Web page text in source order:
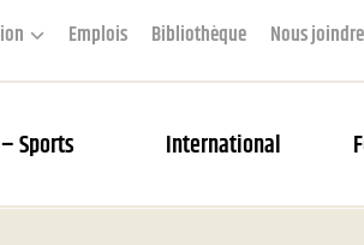
Emplois Bibliothèque Nous joindre
Sports International